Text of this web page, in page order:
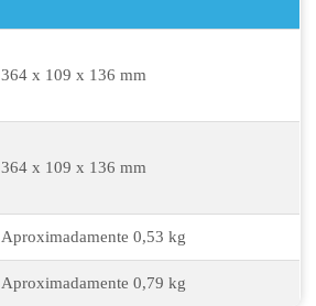
364 x 109 x 136 mm
364 x 109 x 136 mm
Aproximadamente 0,53 kg
Aproximadamente 0,79 kg